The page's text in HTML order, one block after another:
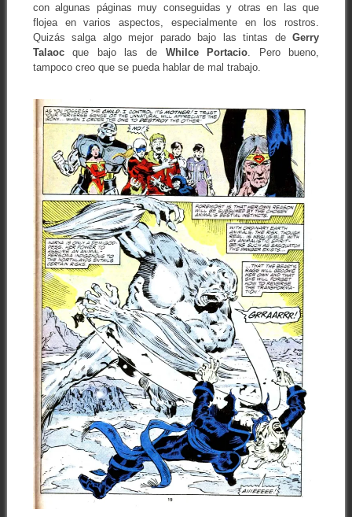
con algunas páginas muy conseguidas y otras en las que
flojea en varios aspectos, especialmente en los rostros.
Quizás salga algo mejor parado bajo las tintas deGerry
Talaocque bajo las de Whilce Portacio . Pero bueno,
tampoco creo que se pueda hablar de mal trabajo.